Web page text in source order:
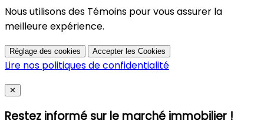
Nous utilisons des Témoins pour vous assurer la
meilleure expérience.
Réglage des cookies Accepter les Cookies
Lire nos politiques de confidentialité
Close
✕
Restez informé sur le marché immobilier !